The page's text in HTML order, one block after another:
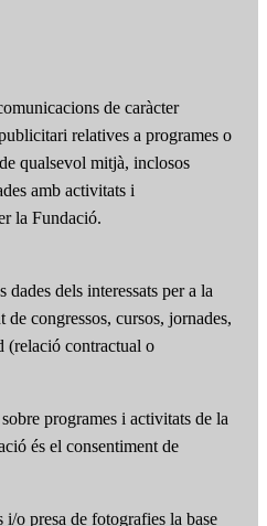
de caràcter
relatives a programes o
qualsevol mitjà, inclosos
amb activitats i
la Fundació.
dels interessats per a la
congressos, cursos, jornades,
(relació contractual o
programes i activitats de la
és el consentiment de
o presa de fotografies la base